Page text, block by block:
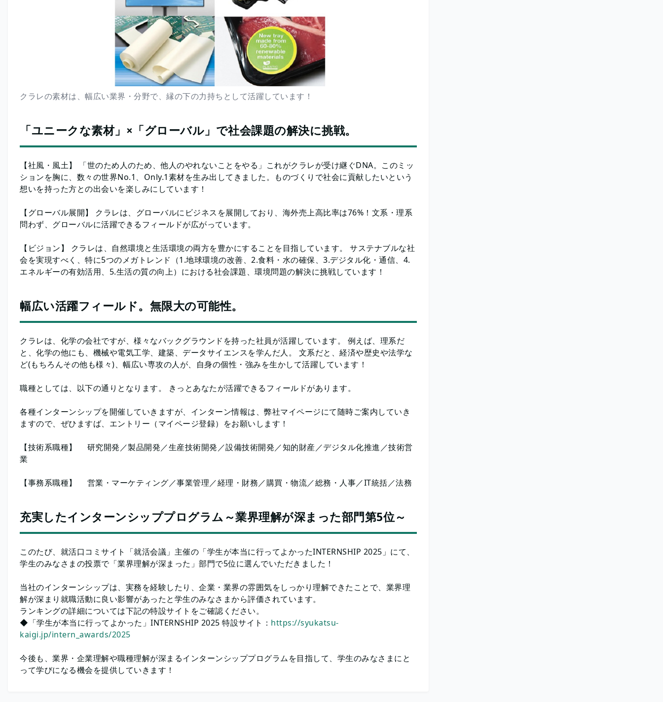
クラレの素材は、幅広い業界・分野で、縁の下の力持ちとして活躍しています！
「ユニークな素材」×「グローバル」で社会課題の解決に挑戦。
【社風・風土】 「世のため人のため、他人のやれないことをやる」これがクラレが受け継ぐDNA。このミッ
ションを胸に、数々の世界No.1、Only.1素材を生み出してきました。ものづくりで社会に貢献したいという
想いを持った方との出会いを楽しみにしています！
【グローバル展開】 クラレは、グローバルにビジネスを展開しており、海外売上高比率は76%！文系・理系
問わず、グローバルに活躍できるフィールドが広がっています。
【ビジョン】 クラレは、自然環境と生活環境の両方を豊かにすることを目指しています。 サステナブルな社
会を実現すべく、特に5つのメガトレンド（1.地球環境の改善、2.食料・水の確保、3.デジタル化・通信、4.
エネルギーの有効活用、5.生活の質の向上）における社会課題、環境問題の解決に挑戦しています！
幅広い活躍フィールド。無限大の可能性。
クラレは、化学の会社ですが、様々なバックグラウンドを持った社員が活躍しています。 例えば、理系だ
と、化学の他にも、機械や電気工学、建築、データサイエンスを学んだ人。 文系だと、経済や歴史や法学な
ど(もちろんその他も様々)、幅広い専攻の人が、自身の個性・強みを生かして活躍しています！
職種としては、以下の通りとなります。 きっとあなたが活躍できるフィールドがあります。
各種インターンシップを開催していきますが、インターン情報は、弊社マイページにて随時ご案内していき
ますので、ぜひますば、エントリー（マイページ登録）をお願いします！
【技術系職種】 研究開発／製品開発／生産技術開発／設備技術開発／知的財産／デジタル化推進／技術営
業
【事務系職種】 営業・マーケティング／事業管理／経理・財務／購買・物流／総務・人事／IT統括／法務
充実したインターンシッププログラム～業界理解が深まった部門第5位～
このたび、就活口コミサイト「就活会議」主催の「学生が本当に行ってよかったINTERNSHIP 2025」にて、
学生のみなさまの投票で「業界理解が深まった」部門で5位に選んでいただきました！
当社のインターンシップは、実務を経験したり、企業・業界の雰囲気をしっかり理解できたことで、業界理
解が深まり就職活動に良い影響があったと学生のみなさまから評価されています。
ランキングの詳細については下記の特設サイトをご確認ください。
◆「学生が本当に行ってよかった」INTERNSHIP 2025 特設サイト： https://syukatsu-
kaigi.jp/intern_awards/2025
今後も、業界・企業理解や職種理解が深まるインターンシッププログラムを目指して、学生のみなさまにと
って学びになる機会を提供していきます！